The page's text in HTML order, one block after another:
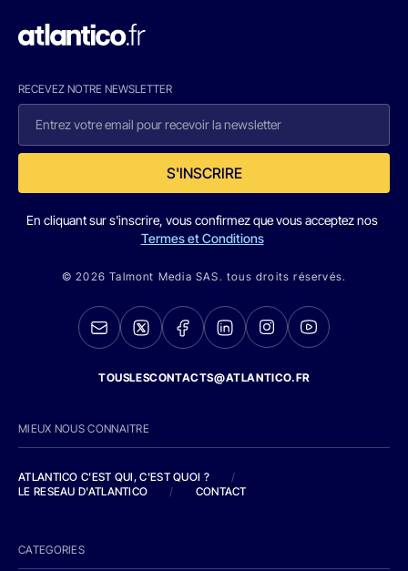
RECEVEZ NOTRE NEWSLETTER
S'INSCRIRE
En cliquant sur s'inscrire, vous confirmez que vous acceptez nos
Termes et Conditions
© 2026 Talmont Media SAS. tous droits réservés.
TOUSLESCONTACTS@ATLANTICO.FR
MIEUX NOUS CONNAITRE
ATLANTICO C'EST QUI, C'EST QUOI ?
/
LE RESEAU D'ATLANTICO
/ CONTACT
CATEGORIES